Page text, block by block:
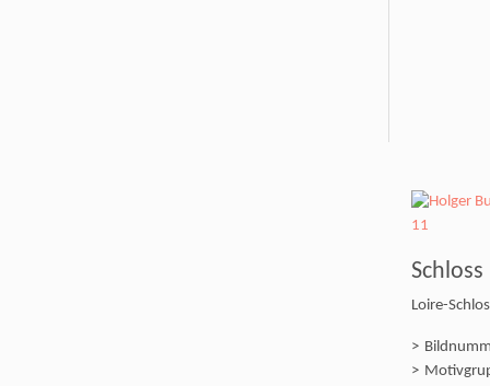
Schloss
Loire-